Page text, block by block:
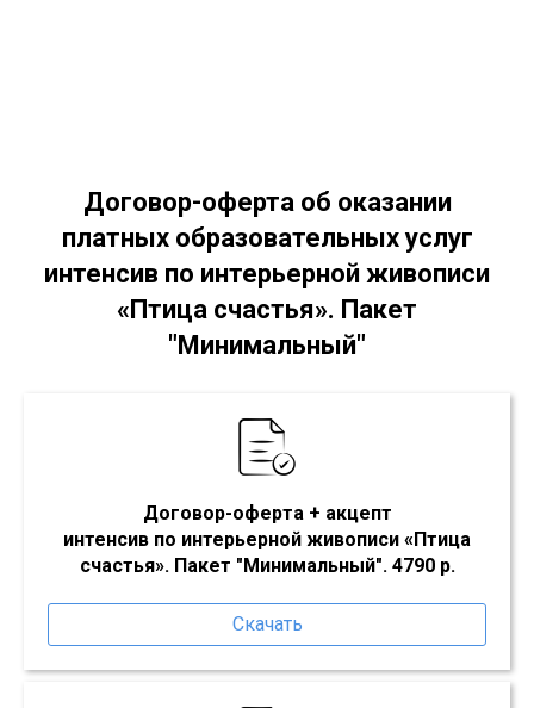
Договор-оферта об оказании
платных образовательных услуг
интенсив по интерьерной живописи
«Птица счастья». Пакет
"Минимальный"
Договор-оферта + акцепт
интенсив по интерьерной живописи «Птица
счастья». Пакет "Минимальный". 4790 р.
Скачать